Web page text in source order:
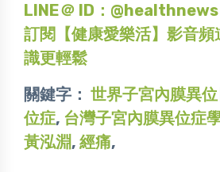
LINE＠ ID：@healthnews
訂閱【健康愛樂活】影音頻
識更輕鬆
關鍵字： 世界子宮內膜異位
位症, 台灣子宮內膜異位症
黃泓淵, 經痛,